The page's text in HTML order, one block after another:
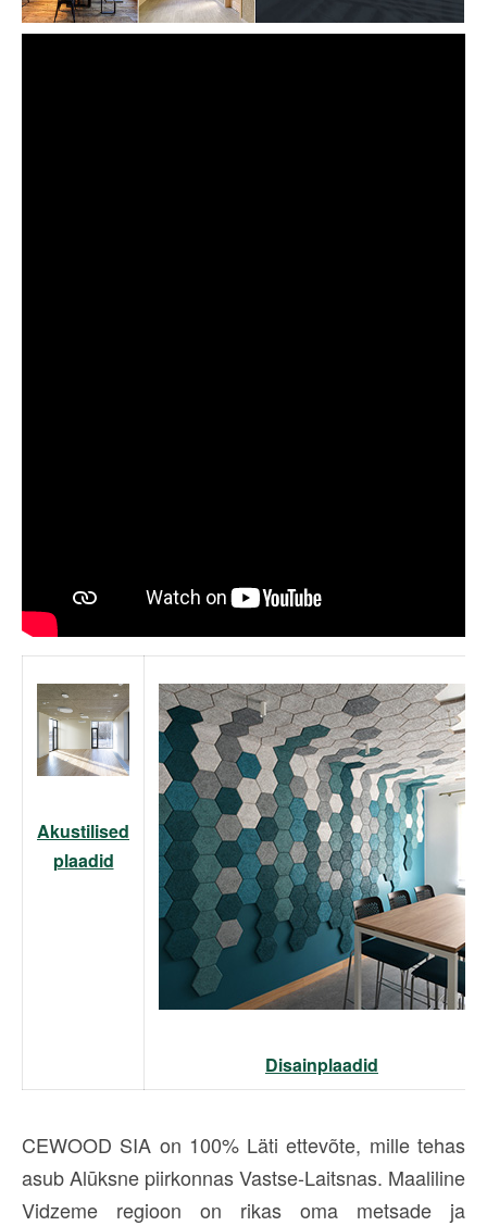
Akustilised
plaadid
Disainplaadid
CEWOOD SIA on 100% Läti ettevõte, mille tehas
asub Alūksne piirkonnas Vastse-Laitsnas. Maaliline
Vidzeme regioon on rikas oma metsade ja